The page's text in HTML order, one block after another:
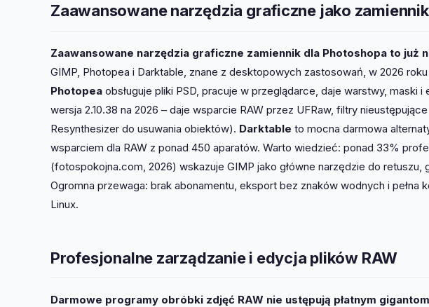
Zaawansowane narzędzia graficzne jako
Zaawansowane narzędzia graficzne zamiennik dla Photoshopa to już
GIMP, Photopea i Darktable, znane z desktopowych zastosowań, w 2026
Photopea obsługuje pliki PSD, pracuje w przeglądarce, daje warstwy, maski
wersja 2.10.38 na 2026 – daje wsparcie RAW przez UFRaw, filtry
Resynthesizer do usuwania obiektów). Darktable to mocna darmowa
wsparciem dla RAW z ponad 450 aparatów. Warto wiedzieć: ponad 33%
(fotospokojna.com, 2026) wskazuje GIMP jako główne narzędzie do retuszu,
Ogromna przewaga: brak abonamentu, eksport bez znaków wodnych i
Linux.
Profesjonalne zarządzanie i edycja plików RAW
Darmowe programy obróbki zdjęć RAW nie ustępują płatnym